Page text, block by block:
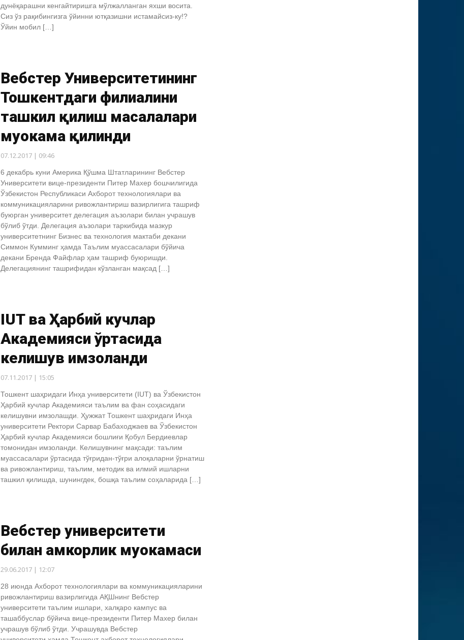
дунёқарашни кенгайтиришга мўлжалланган яхши восита.
Сиз ўз рақибингизга ўйинни ютқазишни истамайсиз-ку!?
Ўйин мобил […]
Вебстер Университетининг
Тошкентдаги филиалини
ташкил қилиш масалалари
муҳокама қилинди
07.12.2017 | 09:46
6 декабрь куни Америка Қўшма Штатларининг Вебстер
Университети вице-президенти Питер Махер бошчилигида
Ўзбекистон Республикаси Ахборот технологиялари ва
коммуникацияларини ривожлантириш вазирлигига ташриф
буюрган университет делегация аъзолари билан учрашув
бўлиб ўтди. Делегация аъзолари таркибида мазкур
университетнинг Бизнес ва технология мактаби декани
Симмон Кумминг ҳамда Таълим муассасалари бўйича
декани Бренда Файфлар ҳам ташриф буюришди.
Делегациянинг ташрифидан кўзланган мақсад […]
IUT ва Ҳарбий кучлар
Академияси ўртасида
келишув имзоланди
07.11.2017 | 15:05
Тошкент шаҳридаги Инҳа университети (IUT) ва Ўзбекистон
Ҳарбий кучлар Академияси таълим ва фан соҳасидаги
келишувни имзолашди. Ҳужжат Тошкент шаҳридаги Инҳа
университети Ректори Сарвар Бабаходжаев ва Ўзбекистон
Ҳарбий кучлар Академияси бошлиғи Қобул Бердиевлар
томонидан имзоланди. Келишувнинг мақсади: таълим
муассасалари ўртасида тўғридан-тўғри алоқаларни ўрнатиш
ва ривожлантириш, таълим, методик ва илмий ишларни
ташкил қилишда, шунингдек, бошқа таълим соҳаларида […]
Вебстер университети
билан ҳамкорлик муҳокамаси
29.06.2017 | 12:07
28 июнда Ахборот технологиялари ва коммуникацияларини
ривожлантириш вазирлигида АҚШнинг Вебстер
университети таълим ишлари, халқаро кампус ва
ташаббуслар бўйича вице-президенти Питер Махер билан
учрашув бўлиб ўтди. Учрашувда Вебстер